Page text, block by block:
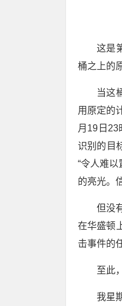
这是
桶之上的
当这
用原定的
月19日23
识别的目
“令人难
的亮光。
但没
在华盛顿
击事件的
至此
我星